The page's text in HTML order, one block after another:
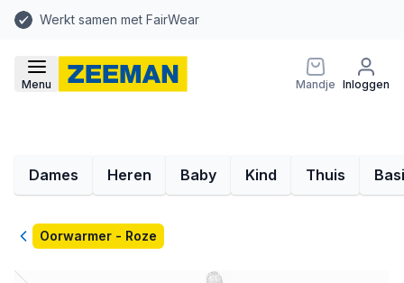
Werkt samen met FairWear
Menu Mandje Inloggen
Dames Heren Baby Kind Thuis
TerugOorwarmer - Roze